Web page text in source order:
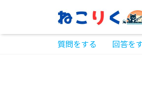
質問をする 回答を